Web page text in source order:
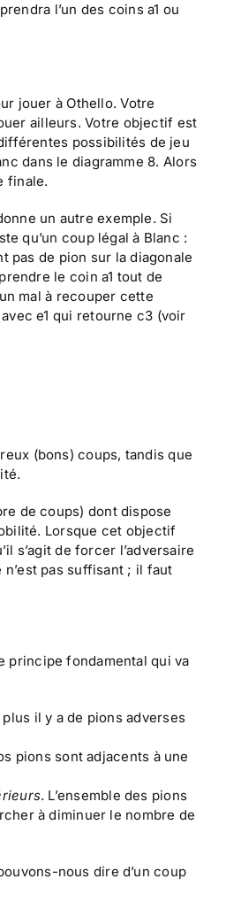
l’un des coins a1 ou
jouer à Othello. Votre
ailleurs. Votre objectif est
possibilités de jeu
dans le diagramme 8. Alors
finale.
un autre exemple. Si
qu’un coup légal à Blanc :
pas de pion sur la diagonale
le coin a1 tout de
mal à recouper cette
e1 qui retourne c3 (voir
(bons) coups, tandis que
de coups) dont dispose
Lorsque cet objectif
s’agit de forcer l’adversaire
pas suffisant ; il faut
principe fondamental qui va
il y a de pions adverses
pions sont adjacents à une
. L’ensemble des pions
à diminuer le nombre de
nous dire d’un coup